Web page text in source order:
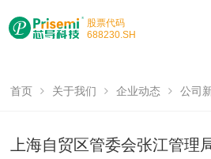
股票代码
688230 .SH
首页 关于我们 企业动态 公司
上海自贸区管委会张江管理